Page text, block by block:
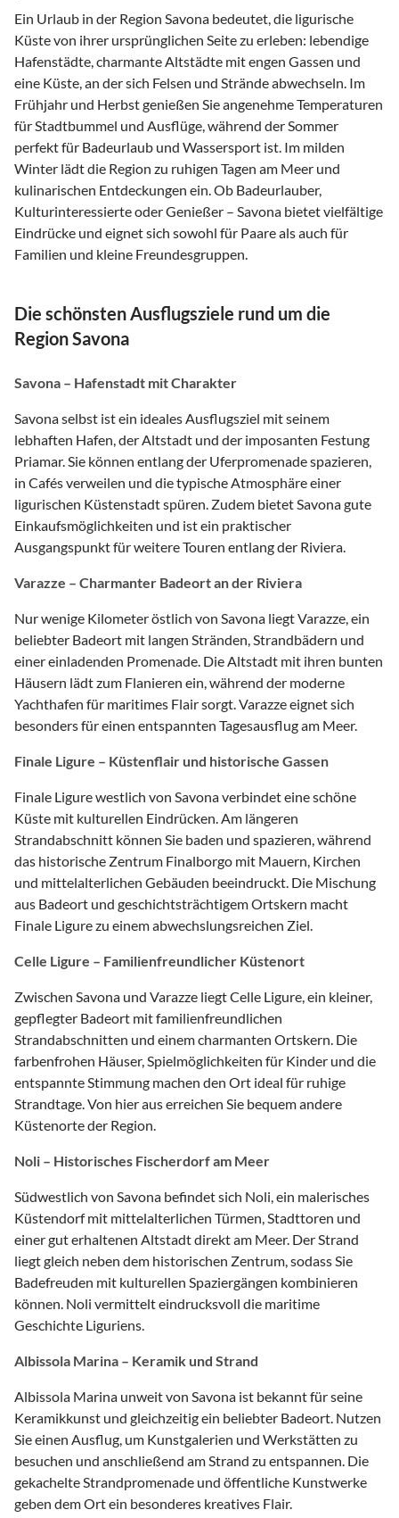
Ein Urlaub in der Region Savona bedeutet, die ligurische
Küste von ihrer ursprünglichen Seite zu erleben: lebendige
Hafenstädte, charmante Altstädte mit engen Gassen und
eine Küste, an der sich Felsen und Strände abwechseln. Im
Frühjahr und Herbst genießen Sie angenehme Temperaturen
für Stadtbummel und Ausflüge, während der Sommer
perfekt für Badeurlaub und Wassersport ist. Im milden
Winter lädt die Region zu ruhigen Tagen am Meer und
kulinarischen Entdeckungen ein. Ob Badeurlauber,
Kulturinteressierte oder Genießer – Savona bietet vielfältige
Eindrücke und eignet sich sowohl für Paare als auch für
Familien und kleine Freundesgruppen.
Die schönsten Ausflugsziele rund um die
Region Savona
Savona – Hafenstadt mit Charakter
Savona selbst ist ein ideales Ausflugsziel mit seinem
lebhaften Hafen, der Altstadt und der imposanten Festung
Priamar. Sie können entlang der Uferpromenade spazieren,
in Cafés verweilen und die typische Atmosphäre einer
ligurischen Küstenstadt spüren. Zudem bietet Savona gute
Einkaufsmöglichkeiten und ist ein praktischer
Ausgangspunkt für weitere Touren entlang der Riviera.
Varazze – Charmanter Badeort an der Riviera
Nur wenige Kilometer östlich von Savona liegt Varazze, ein
beliebter Badeort mit langen Stränden, Strandbädern und
einer einladenden Promenade. Die Altstadt mit ihren bunten
Häusern lädt zum Flanieren ein, während der moderne
Yachthafen für maritimes Flair sorgt. Varazze eignet sich
besonders für einen entspannten Tagesausflug am Meer.
Finale Ligure – Küstenflair und historische Gassen
Finale Ligure westlich von Savona verbindet eine schöne
Küste mit kulturellen Eindrücken. Am längeren
Strandabschnitt können Sie baden und spazieren, während
das historische Zentrum Finalborgo mit Mauern, Kirchen
und mittelalterlichen Gebäuden beeindruckt. Die Mischung
aus Badeort und geschichtsträchtigem Ortskern macht
Finale Ligure zu einem abwechslungsreichen Ziel.
Celle Ligure – Familienfreundlicher Küstenort
Zwischen Savona und Varazze liegt Celle Ligure, ein kleiner,
gepflegter Badeort mit familienfreundlichen
Strandabschnitten und einem charmanten Ortskern. Die
farbenfrohen Häuser, Spielmöglichkeiten für Kinder und die
entspannte Stimmung machen den Ort ideal für ruhige
Strandtage. Von hier aus erreichen Sie bequem andere
Küstenorte der Region.
Noli – Historisches Fischerdorf am Meer
Südwestlich von Savona befindet sich Noli, ein malerisches
Küstendorf mit mittelalterlichen Türmen, Stadttoren und
einer gut erhaltenen Altstadt direkt am Meer. Der Strand
liegt gleich neben dem historischen Zentrum, sodass Sie
Badefreuden mit kulturellen Spaziergängen kombinieren
können. Noli vermittelt eindrucksvoll die maritime
Geschichte Liguriens.
Albissola Marina – Keramik und Strand
Albissola Marina unweit von Savona ist bekannt für seine
Keramikkunst und gleichzeitig ein beliebter Badeort. Nutzen
Sie einen Ausflug, um Kunstgalerien und Werkstätten zu
besuchen und anschließend am Strand zu entspannen. Die
gekachelte Strandpromenade und öffentliche Kunstwerke
geben dem Ort ein besonderes kreatives Flair.